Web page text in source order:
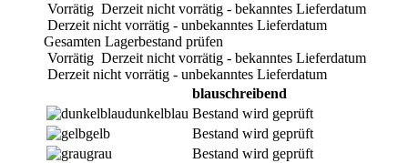
Vorrätig Derzeit nicht vorrätig - bekanntes Lieferdatum
Derzeit nicht vorrätig - unbekanntes Lieferdatum
Gesamten Lagerbestand prüfen
Vorrätig Derzeit nicht vorrätig - bekanntes Lieferdatum
Derzeit nicht vorrätig - unbekanntes Lieferdatum
blauschreibend
dunkelblau Bestand wird geprüft
gelb
Bestand wird geprüft
grau
Bestand wird geprüft